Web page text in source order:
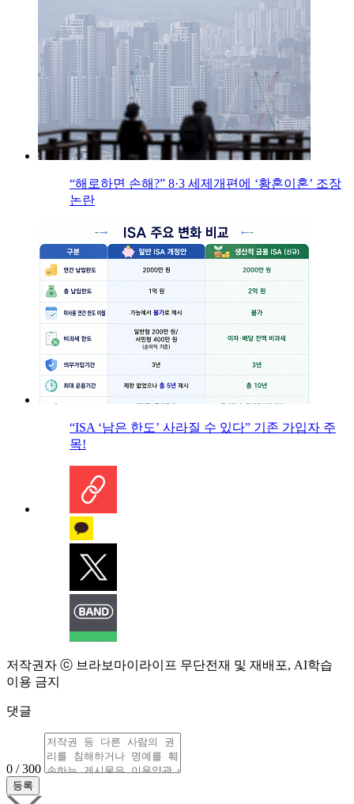
“해로하면 손해?” 8·3 세제개편에 ‘황혼이혼’ 조장
논란
“ISA ‘남은 한도’ 사라질 수 있다” 기존 가입자 주
목!
저작권자 ⓒ 브라보마이라이프 무단전재 및 재배포, AI학습
이용 금지
댓글
0 / 300